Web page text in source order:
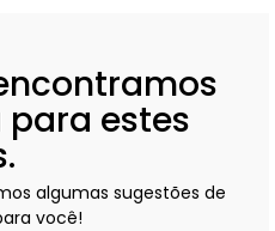
para estes
algumas sugestões de
você!